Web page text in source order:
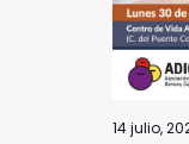
14 julio,